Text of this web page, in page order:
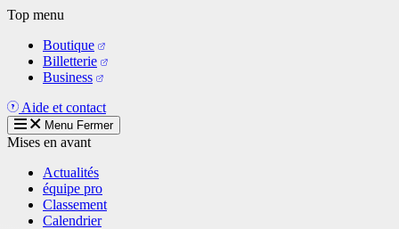
Aller
contenu
principal
Top menu
Boutique
Billetterie
Business
Aide et contact
Menu Fermer
Mises en avant
Actualités
équipe pro
Classement
Calendrier